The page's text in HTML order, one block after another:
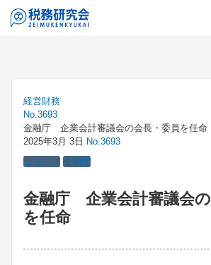
経営財務
No.3693
金融庁 企業会計審議会の会長・委員を任命
2025年3月 3日 No.3693
ニュース 金融庁
金融庁 企業会計審議会
を任命